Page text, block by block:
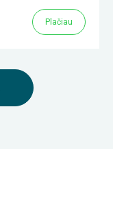
Plačiau